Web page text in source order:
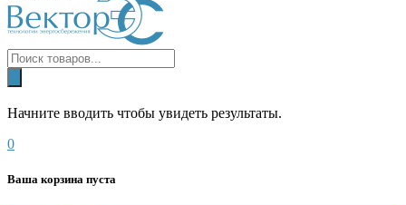
Начните вводить чтобы увидеть результаты.
0
Ваша корзина пуста